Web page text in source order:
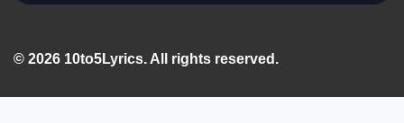
© 2026 10to5Lyrics. All rights reserved.